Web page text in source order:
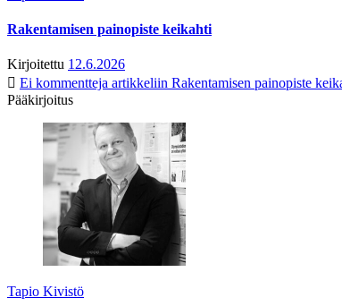
Rakentamisen painopiste keikahti
Kirjoitettu 12.6.2026
Ei kommentteja artikkeliin Rakentamisen painopiste
Pääkirjoitus
Tapio Kivistö